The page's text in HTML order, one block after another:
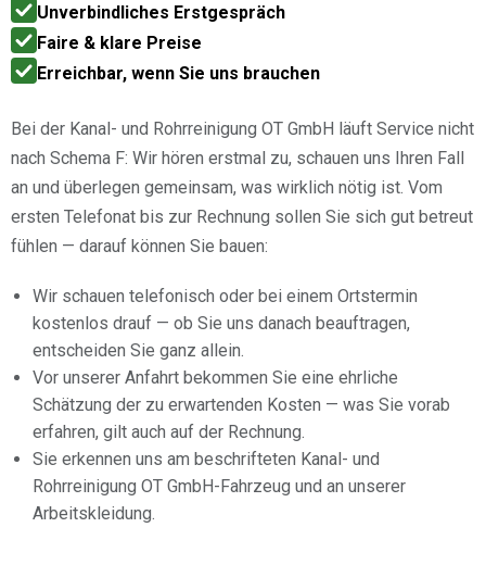
Unverbindliches Erstgespräch
Faire & klare Preise
Erreichbar, wenn Sie uns brauchen
Bei der Kanal- und Rohrreinigung OT GmbH läuft Service nicht
nach Schema F: Wir hören erstmal zu, schauen uns Ihren Fall
an und überlegen gemeinsam, was wirklich nötig ist. Vom
ersten Telefonat bis zur Rechnung sollen Sie sich gut betreut
fühlen — darauf können Sie bauen:
Wir schauen telefonisch oder bei einem Ortstermin
kostenlos drauf — ob Sie uns danach beauftragen,
entscheiden Sie ganz allein.
Vor unserer Anfahrt bekommen Sie eine ehrliche
Schätzung der zu erwartenden Kosten — was Sie vorab
erfahren, gilt auch auf der Rechnung.
Sie erkennen uns am beschrifteten Kanal- und
Rohrreinigung OT GmbH-Fahrzeug und an unserer
Arbeitskleidung.